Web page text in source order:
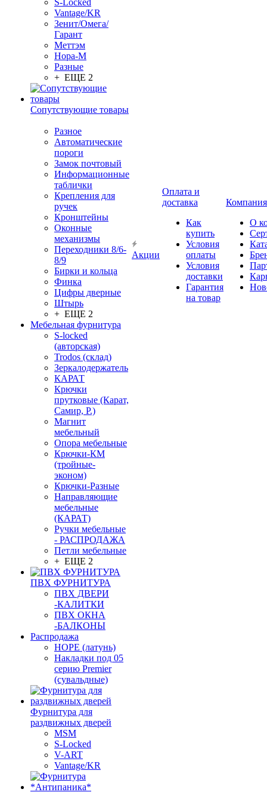
S-Locked
Vantage/KR
Зенит/Омега/
Гарант
Меттэм
Нора-М
Разные
+ ЕЩЕ 2
Сопутствующие товары
Разное
Автоматические
пороги
Замок почтовый
Информационные
таблички
Крепления для
ручек
Кронштейны
Оконные
механизмы
Переходники 8/6-
8/9
Бирки и кольца
Финка
Цифры дверные
Штырь
+ ЕЩЕ 2
Мебельная фурнитура
S-locked
(авторская)
Trodos (склад)
Зеркалодержатель
КАРАТ
Крючки
прутковые (Карат,
Самир, Р.)
Магнит
мебельный
Опора мебельные
Крючки-КМ
(тройные-
эконом)
Крючки-Разные
Направляющие
мебельные
(КАРАТ)
Ручки мебельные
- РАСПРОДАЖА
Петли мебельные
+ ЕЩЕ 2
ПВХ ФУРНИТУРА
ПВХ ДВЕРИ
-КАЛИТКИ
ПВХ ОКНА
-БАЛКОНЫ
Распродажа
HOPE (латунь)
Накладки под 05
серию Premier
(сувальдные)
Фурнитура для
раздвижных дверей
MSM
S-Locked
V-ART
Vantage/KR
Акции
Оплата и
доставка
Как
купить
Условия
оплаты
Условия
доставки
Гарантия
на товар
Компания
О